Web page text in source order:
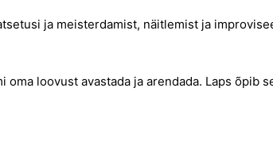
ja meisterdamist, näitlemist ja
loovust avastada ja arendada. Laps õpib